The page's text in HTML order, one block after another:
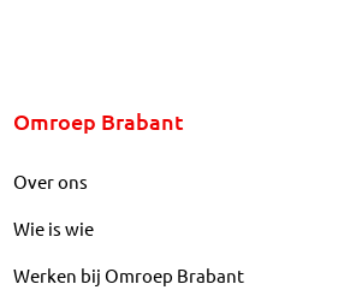
Omroep Brabant
Over ons
Wie is wie
Werken bij Omroep Brabant